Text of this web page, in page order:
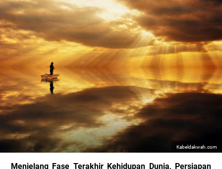
Kabeldakwah.com
Menjelang Fase Terakhir Kehidupan Dunia, Persiapan